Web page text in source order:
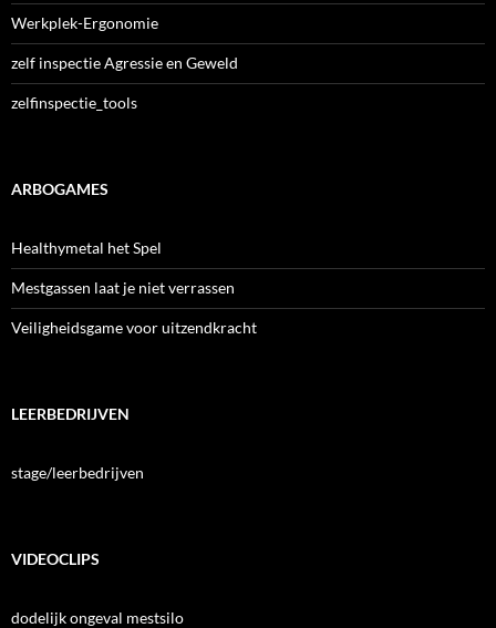
Werkplek-Ergonomie
zelf inspectie Agressie en Geweld
zelfinspectie_tools
ARBOGAMES
Healthymetal het Spel
Mestgassen laat je niet verrassen
Veiligheidsgame voor uitzendkracht
LEERBEDRIJVEN
stage/leerbedrijven
VIDEOCLIPS
dodelijk ongeval mestsilo